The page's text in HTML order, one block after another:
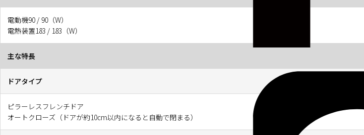
電動機90 / 90（W）
電熱装置183 / 183（W）
主な特長
ドアタイプ
ピラーレスフレンチドア
オートクローズ（ドアが約10cm以内になると自動で閉まる）